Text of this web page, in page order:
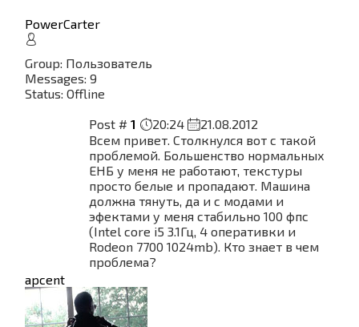
PowerCarter
Group: Пользователь
Messages: 9
Status: Offline
Post # 1 20:24
21.08.2012
Всем привет. Столкнулся вот с такой
проблемой. Большенство нормальных
ЕНБ у меня не работают, текстуры
просто белые и пропадают. Машина
должна тянуть, да и с модами и
эфектами у меня стабильно 100 фпс
(Intel core i5 3.1Гц, 4 оперативки и
Rodeon 7700 1024mb). Кто знает в чем
проблема?
apcent